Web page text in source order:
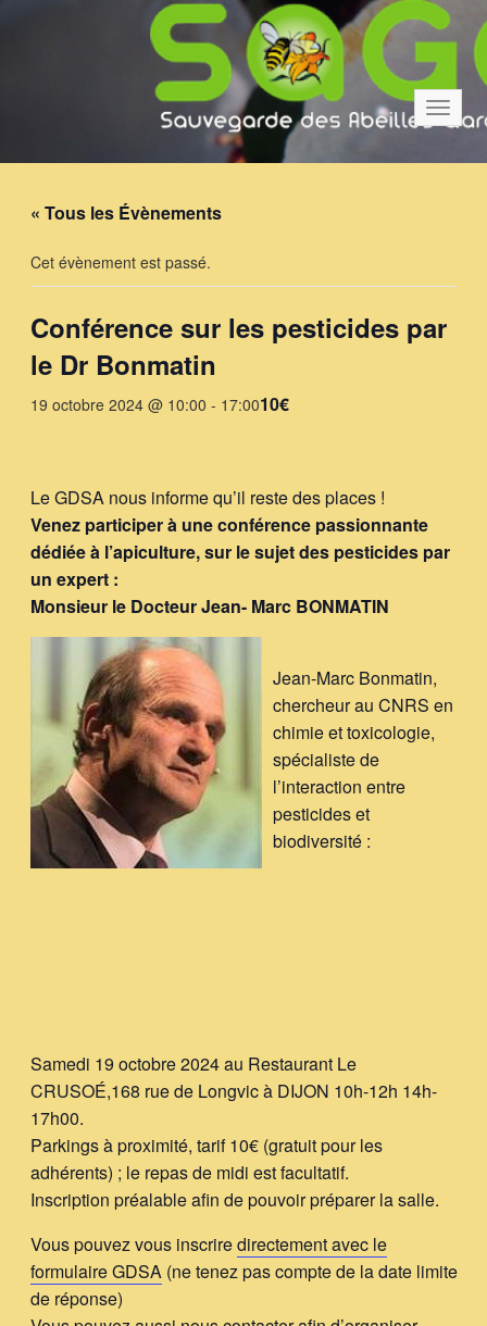
la
« Tous les Évènements
Cet évènement est passé.
Conférence sur les pesticides par
le Dr Bonmatin
19 octobre 2024 @ 10:00 - 17:0010€
Le GDSA nous informe qu’il reste des places !
Venez participer à une conférence passionnante
dédiée à l’apiculture, sur le sujet des pesticides par
un expert :
Monsieur le Docteur Jean- Marc BONMATIN
Jean-Marc Bonmatin,
chercheur au CNRS en
chimie et toxicologie,
spécialiste de
l’interaction entre
pesticides et
biodiversité :
Samedi 19 octobre 2024 au Restaurant Le
CRUSOÉ,168 rue de Longvic à DIJON 10h-12h 14h-
17h00.
Parkings à proximité, tarif 10€ (gratuit pour les
adhérents) ; le repas de midi est facultatif.
Inscription préalable afin de pouvoir préparer la salle.
Vous pouvez vous inscriredirectement avec le
formulaire GDSA(ne tenez pas compte de la date limite
de réponse)